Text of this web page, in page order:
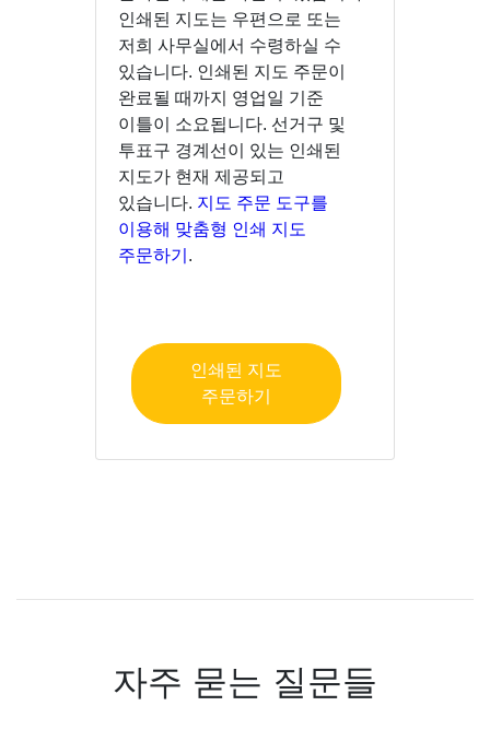
인쇄된 지도는 우편으로 또는
저희 사무실에서 수령하실 수
있습니다. 인쇄된 지도 주문이
완료될 때까지 영업일 기준
이틀이 소요됩니다. 선거구 및
투표구 경계선이 있는 인쇄된
지도가 현재 제공되고
있습니다. 지도 주문 도구를
이용해 맞춤형 인쇄 지도
주문하기 .
인쇄된 지도
주문하기
자주 묻는 질문들